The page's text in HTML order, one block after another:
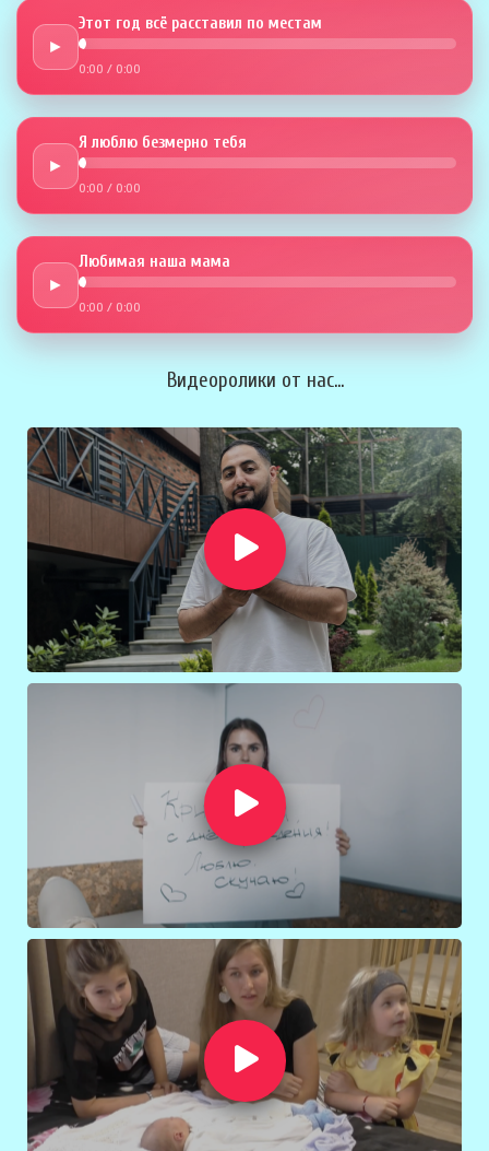
►
Этот год всё расставил по местам
0:00 / 0:00
►
Я люблю безмерно тебя
0:00 / 0:00
►
Любимая наша мама
0:00 / 0:00
Видеоролики от нас...